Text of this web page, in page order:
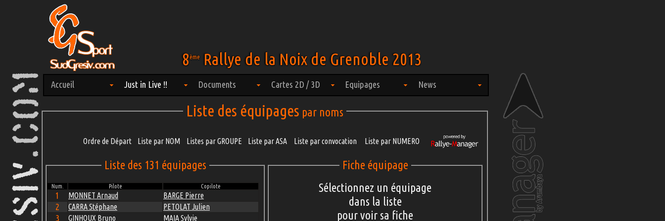
8ème Rallye de la Noix de Grenoble 2013
Accueil Just in Live !! Documents Cartes 2D / 3D Equipages News
Liste des équipages par noms
Ordre de Départ Liste par NOM Listes par GROUPE Liste par ASA Liste par convocation Liste par NUMERO
Liste des 131 équipages
Num. Pilote Copilote
1 MONNET Arnaud BARGE Pierre
2 CARRA Stéphane PETOLAT Julien
3 GINHOUX Bruno MAIA Sylvie
Fiche équipage
Sélectionnez un équipage
dans la liste
pour voir sa fiche